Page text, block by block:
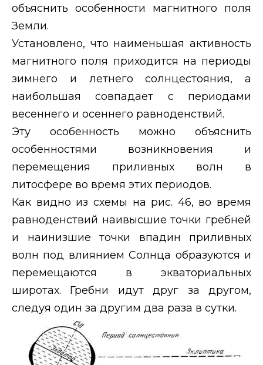
объяснить особенности магнитного поля
Земли.
Установлено, что наименьшая активность
магнитного поля приходится на периоды
зимнего и летнего солнцестояния, а
наибольшая совпадает с периодами
весеннего и осеннего равноденствий.
Эту особенность можно объяснить
особенностями возникновения и
перемещения приливных волн в
литосфере во время этих периодов.
Как видно из схемы на рис. 46, во время
равноденствий наивысшие точки гребней
и наинизшие точки впадин приливных
волн под влиянием Солнца образуются и
перемещаются в экваториальных
широтах. Гребни идут друг за другом,
следуя один за другим два раза в сутки.